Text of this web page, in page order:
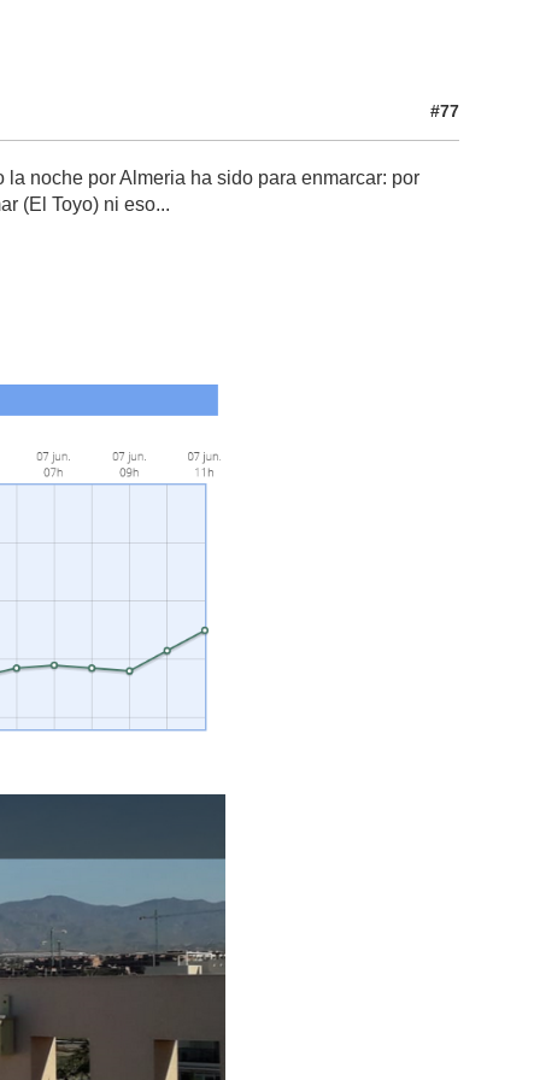
#77
noche por Almeria ha sido para enmarcar: por
(El Toyo) ni eso...